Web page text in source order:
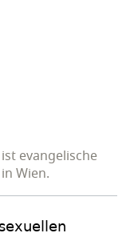
evangelische
Wien.